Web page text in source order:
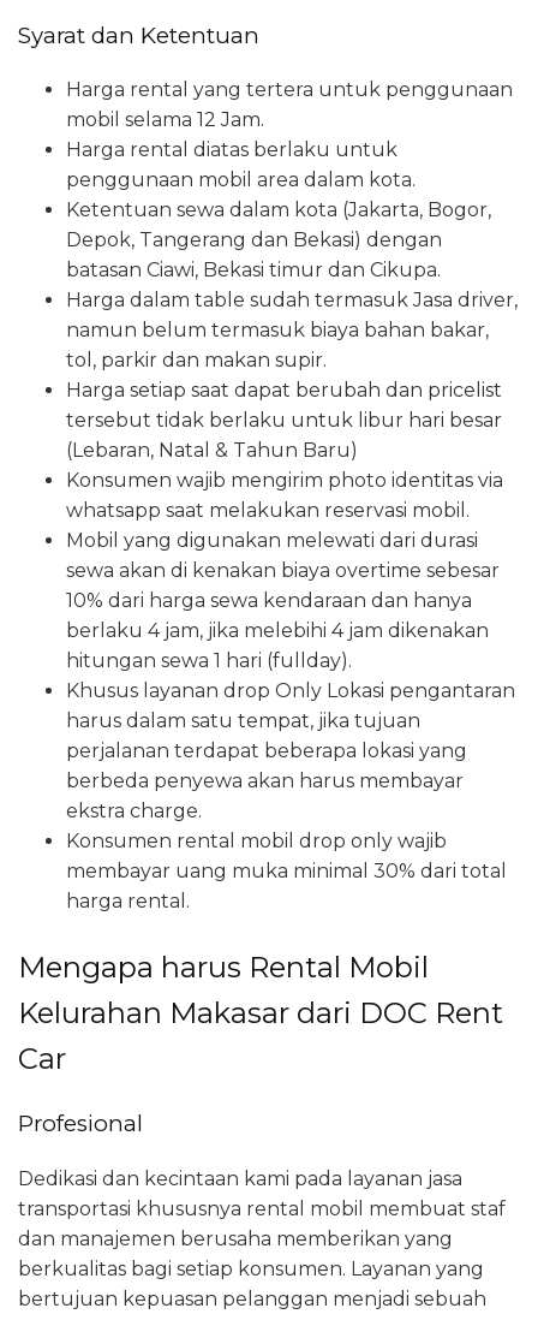
Syarat dan Ketentuan
Harga rental yang tertera untuk penggunaan
mobil selama 12 Jam.
Harga rental diatas berlaku untuk
penggunaan mobil area dalam kota.
Ketentuan sewa dalam kota (Jakarta, Bogor,
Depok, Tangerang dan Bekasi) dengan
batasan Ciawi, Bekasi timur dan Cikupa.
Harga dalam table sudah termasuk Jasa driver,
namun belum termasuk biaya bahan bakar,
tol, parkir dan makan supir.
Harga setiap saat dapat berubah dan pricelist
tersebut tidak berlaku untuk libur hari besar
(Lebaran, Natal & Tahun Baru)
Konsumen wajib mengirim photo identitas via
whatsapp saat melakukan reservasi mobil.
Mobil yang digunakan melewati dari durasi
sewa akan di kenakan biaya overtime sebesar
10% dari harga sewa kendaraan dan hanya
berlaku 4 jam, jika melebihi 4 jam dikenakan
hitungan sewa 1 hari (fullday).
Khusus layanan drop Only Lokasi pengantaran
harus dalam satu tempat, jika tujuan
perjalanan terdapat beberapa lokasi yang
berbeda penyewa akan harus membayar
ekstra charge.
Konsumen rental mobil drop only wajib
membayar uang muka minimal 30% dari total
harga rental.
Mengapa harus Rental Mobil
Kelurahan Makasar dari DOC Rent
Car
Profesional
Dedikasi dan kecintaan kami pada layanan jasa
transportasi khususnya rental mobil membuat staf
dan manajemen berusaha memberikan yang
berkualitas bagi setiap konsumen. Layanan yang
bertujuan kepuasan pelanggan menjadi sebuah